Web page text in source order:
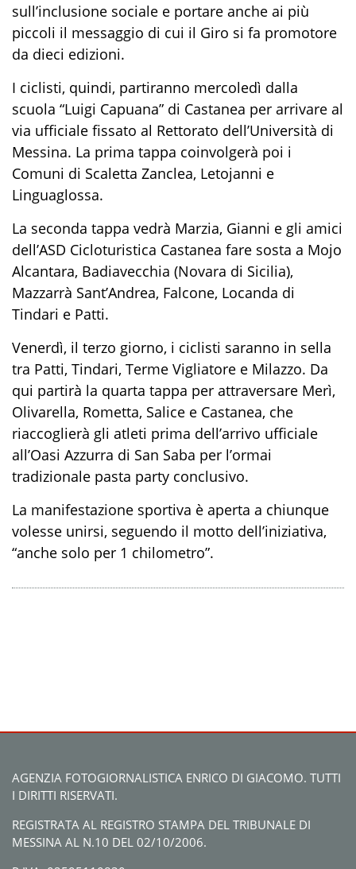
sull’inclusione sociale e portare anche ai più
piccoli il messaggio di cui il Giro si fa promotore
da dieci edizioni.
I ciclisti, quindi, partiranno mercoledì dalla
scuola “Luigi Capuana” di Castanea per arrivare al
via ufficiale fissato al Rettorato dell’Università di
Messina. La prima tappa coinvolgerà poi i
Comuni di Scaletta Zanclea, Letojanni e
Linguaglossa.
La seconda tappa vedrà Marzia, Gianni e gli amici
dell’ASD Cicloturistica Castanea fare sosta a Mojo
Alcantara, Badiavecchia (Novara di Sicilia),
Mazzarrà Sant’Andrea, Falcone, Locanda di
Tindari e Patti.
Venerdì, il terzo giorno, i ciclisti saranno in sella
tra Patti, Tindari, Terme Vigliatore e Milazzo. Da
qui partirà la quarta tappa per attraversare Merì,
Olivarella, Rometta, Salice e Castanea, che
riaccoglierà gli atleti prima dell’arrivo ufficiale
all’Oasi Azzurra di San Saba per l’ormai
tradizionale pasta party conclusivo.
La manifestazione sportiva è aperta a chiunque
volesse unirsi, seguendo il motto dell’iniziativa,
“anche solo per 1 chilometro”.
AGENZIA FOTOGIORNALISTICA ENRICO DI GIACOMO. TUTTI
I DIRITTI RISERVATI.
REGISTRATA AL REGISTRO STAMPA DEL TRIBUNALE DI
MESSINA AL N.10 DEL 02/10/2006.